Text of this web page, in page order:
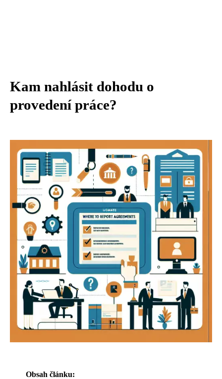
Kam nahlásit dohodu o
provedení práce?
Obsah článku: